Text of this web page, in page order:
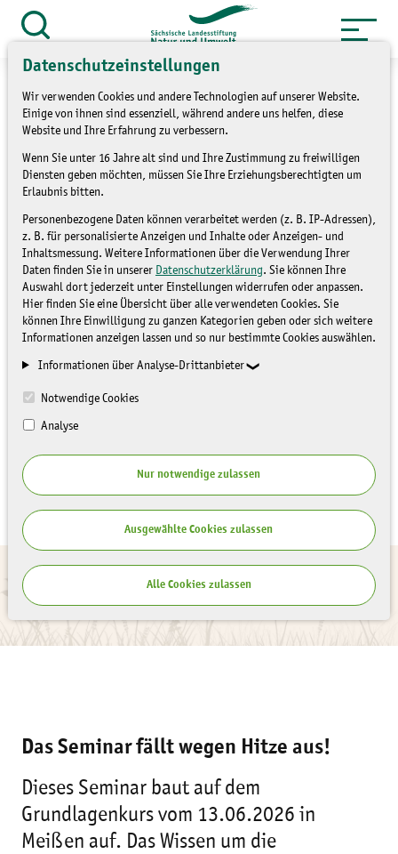
Datenschutzeinstellungen
Wir verwenden Cookies und andere Technologien auf unserer Website.
Einige von ihnen sind essenziell, während andere uns helfen, diese
Website und Ihre Erfahrung zu verbessern.
Wenn Sie unter 16 Jahre alt sind und Ihre Zustimmung zu freiwilligen
Diensten geben möchten, müssen Sie Ihre Erziehungsberechtigten um
Erlaubnis bitten.
Personenbezogene Daten können verarbeitet werden (z. B. IP-Adressen),
z. B. für personalisierte Anzeigen und Inhalte oder Anzeigen- und
Inhaltsmessung. Weitere Informationen über die Verwendung Ihrer
Daten finden Sie in unserer Datenschutzerklärung. Sie können Ihre
Auswahl dort jederzeit unter Einstellungen widerrufen oder anpassen.
Hier finden Sie eine Übersicht über alle verwendeten Cookies. Sie
können Ihre Einwilligung zu ganzen Kategorien geben oder sich weitere
Informationen anzeigen lassen und so nur bestimmte Cookies auswählen.
Informationen über Analyse-Drittanbieter
Notwendige Cookies
Analyse
Nur notwendige zulassen
Ausgewählte Cookies zulassen
Alle Cookies zulassen
Zum
Inhalt
springen
öffnen
AUSFALL!: Artenkenntnis:
Wildbienen (2)
Bestimmungsworkshop in
Dresden(B 29/26-2)
Das Seminar fällt wegen Hitze aus!
Dieses Seminar baut auf dem
Grundlagenkurs vom 13.06.2026 in
Meißen auf. Das Wissen um die